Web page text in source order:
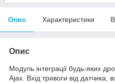
Опис Характеристики
Опис
Модуль інтеграції будь-яких
Ajax. Вхід тривоги від датчика,